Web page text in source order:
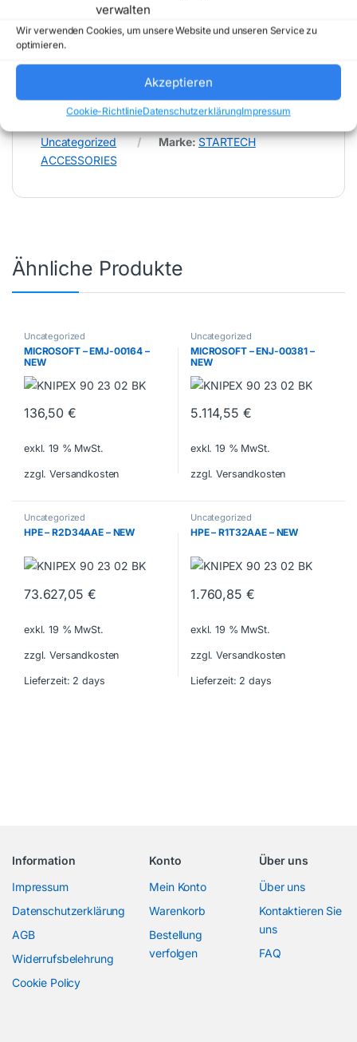
verwalten
Wir verwenden Cookies, um unsere Website und unseren Service zu
optimieren.
Akzeptieren
Cookie-RichtlinieDatenschutzerklärungImpressum
202608062000 )
Uncategorized
Marke:STARTECH
ACCESSORIES
Ähnliche Produkte
Uncategorized
MICROSOFT – EMJ-00164 –
NEW
136,50€
exkl. 19 % MwSt.
zzgl. Versandkosten
Uncategorized
MICROSOFT – ENJ-00381 –
NEW
5.114,55 €
exkl. 19 % MwSt.
zzgl. Versandkosten
Uncategorized
HPE – R2D34AAE – NEW
73.627,05 €
exkl. 19 % MwSt.
zzgl. Versandkosten
Lieferzeit: 2 days
Uncategorized
HPE – R1T32AAE – NEW
1.760,85 €
exkl. 19 % MwSt.
zzgl. Versandkosten
Lieferzeit: 2 days
Information
Impressum
Datenschutzerklärung
AGB
Widerrufsbelehrung
Cookie Policy
Konto
Mein Konto
Warenkorb
Bestellung
verfolgen
Über uns
Über uns
Kontaktieren Sie
uns
FAQ